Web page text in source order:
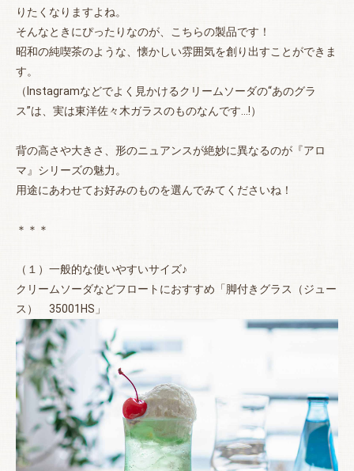
りたくなりますよね。
そんなときにぴったりなのが、こちらの製品です！
昭和の純喫茶のような、懐かしい雰囲気を創り出すことができま
す。
（Instagramなどでよく見かけるクリームソーダの“あのグラ
ス”は、実は東洋佐々木ガラスのものなんです…!）
背の高さや大きさ、形のニュアンスが絶妙に異なるのが『アロ
マ』シリーズの魅力。
用途にあわせてお好みのものを選んでみてくださいね！
＊＊＊
（１）一般的な使いやすいサイズ♪
クリームソーダなどフロートにおすすめ「脚付きグラス（ジュー
ス） 35001HS」